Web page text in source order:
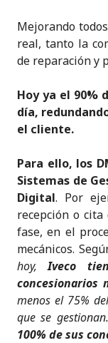
Mejorando
real, tanto la
de reparación y
Hoy ya el 90%
día,
el cliente.
Para ello, los
Sistemas de
Digital. Por
recepción o
fase, en el
mecánicos.
hoy, Iveco
concesionarios
menos el 75%
que se
100% de sus